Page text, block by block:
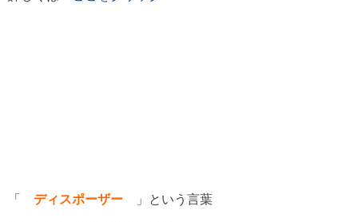
「 ディスポーザー 」という言葉